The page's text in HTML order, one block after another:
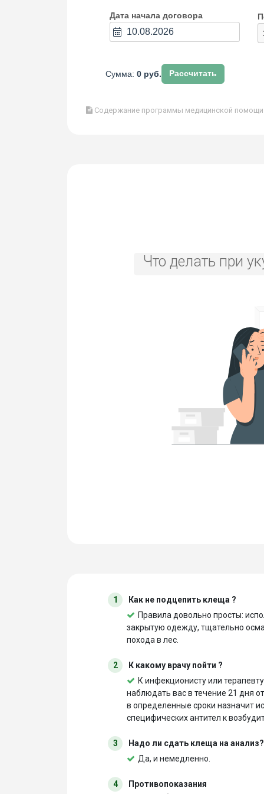
Дата начала договора
Сумма: 0 руб. Рассчитать
Содержание программы медицинской помощи
Что делать при
1
Как не подцепить клеща ?
Правила довольно просты:
закрытую одежду, тщательно
похода в лес.
2
К какому врачу пойти ?
К инфекционисту или
наблюдать вас в течение 21 дня
в определенные сроки назначит
специфических антител к
3
Надо ли сдать клеща на анализ?
Да, и немедленно.
4
Противопоказания